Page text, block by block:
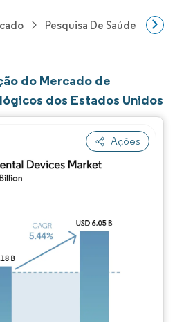
Pesquisa De Saúde
do Mercado de
dos Estados Unidos
Ações